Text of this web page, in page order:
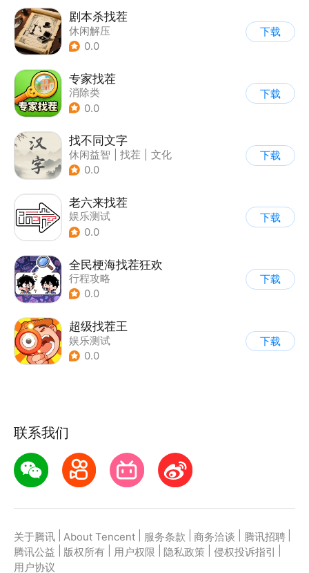
剧本杀找茬
休闲解压
0.0
下载
专家找茬
消除类
0.0
下载
找不同文字
休闲益智 找茬
文化
| 文字游戏
0.0
下载
老六来找茬
娱乐测试
0.0
下载
全民梗海找茬狂欢
行程攻略
0.0
下载
超级找茬王
娱乐测试
0.0
下载
联系我们
关于腾讯 About Tencent 服务条款 商务洽谈 腾讯招聘
腾讯公益
版权所有 用户权限 隐私政策 侵权投诉指引
用户协议